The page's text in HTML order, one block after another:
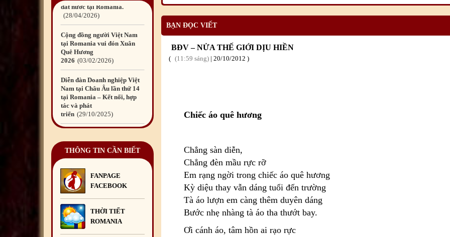
đất nước tại Romania.
28/04/2026
Cộng đồng người Việt Nam
tại Romania vui đón Xuân
Quê Hương
2026
03/02/2026
Diễn đàn Doanh nghiệp Việt
Nam tại Châu Âu lần thứ 14
tại Romania – Kết nối, hợp
tác và phát
triển 29/10/2025
Nam tại châu Âu – Dấu ấn
kết nối và trách nhiệm cộng
đồng 29/10/2025
Quyên góp ủng hộ đồng bào
bị thiệt hại do bão số 10 và
mưa lũ gây ra
Đêm hội Trăng Rằm
2025 06 /10/2025
THÔNG TIN CẦN BIẾT
FANPAGE
FACEBOOK
THỜI TIẾT
ROMANIA
BẠN ĐỌC VIẾT
BĐV – NỬA THẾ GIỚI DỊU HIỀN
11:59 sáng | 20/10/2012
Chiếc áo quê hương
Chẳng sàn diễn,
Chẳng đèn mầu rực rỡ
Em rạng ngời trong chiếc áo quê hương
Kỳ diệu thay vẫn dáng tuổi đến trường
Tà áo lượn em càng thêm duyên dáng
Bước nhẹ nhàng tà áo tha thướt bay.
Ơi cánh áo, tâm hồn ai rạo rực